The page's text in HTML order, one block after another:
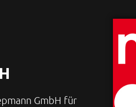
GmbH für